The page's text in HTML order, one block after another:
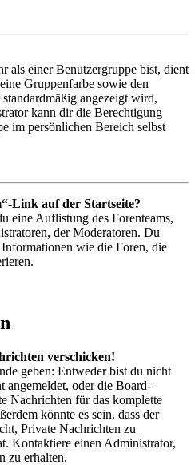
als einer Benutzergruppe bist, dient
Gruppenfarbe sowie den
angezeigt wird,
kann dir die Berechtigung
im persönlichen Bereich selbst
Link auf der Startseite?
eine Auflistung des Forenteams,
der Moderatoren. Du
wie die Foren, die
verschicken!
geben: Entweder bist du nicht
angemeldet, oder die Board-
Nachrichten für das komplette
könnte es sein, dass der
Private Nachrichten zu
Kontaktiere einen Administrator,
zu erhalten.